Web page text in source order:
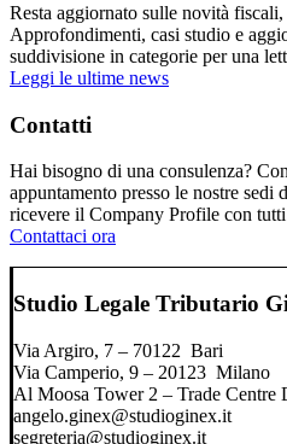
Resta aggiornato sulle novità
Approfondimenti, casi studio e
suddivisione in categorie per una
Leggi le ultime news
Contatti
Hai bisogno di una consulenza?
appuntamento presso le nostre
ricevere il Company Profile con
Contattaci ora
Studio Legale Tributario
Via Argiro, 7 – 70122 Bari
Via Camperio, 9 – 20123 Milano
Al Moosa Tower 2 – Trade Centre
angelo.ginex@studioginex.it
segreteria@studioginex.it